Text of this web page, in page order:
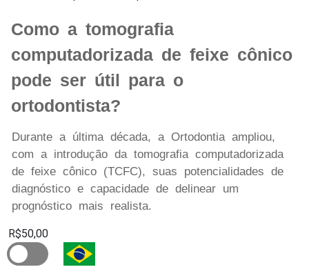
Como a tomografia
computadorizada de feixe cônico
pode ser útil para o
ortodontista?
Durante a última década, a Ortodontia ampliou,
com a introdução da tomografia computadorizada
de feixe cônico (TCFC), suas potencialidades de
diagnóstico e capacidade de delinear um
prognóstico mais realista.
R$50,00